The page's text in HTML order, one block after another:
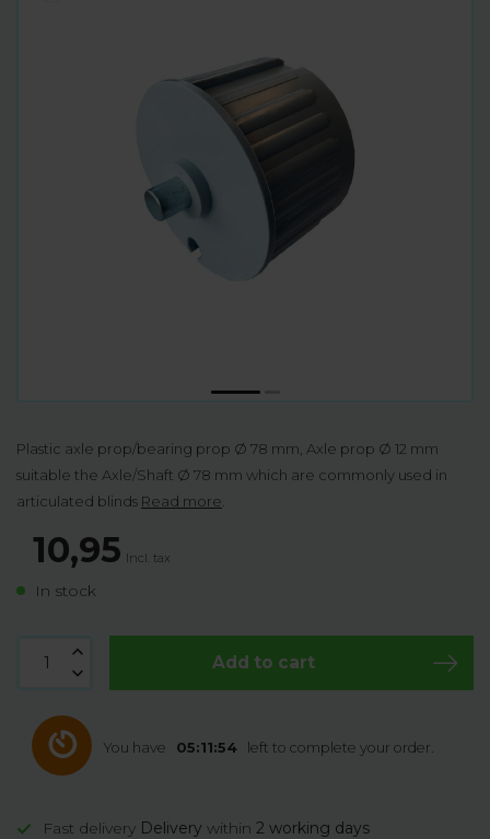
Plastic axle prop/bearing prop Ø 78 mm, Axle prop Ø 12 mm
suitable the Axle/Shaft Ø 78 mm which are commonly used in
articulated blinds Read more
10,95 Incl. tax
In stock
Add to cart
You have 05:11:54 left to complete your order.
Fast delivery Delivery within 2 working days